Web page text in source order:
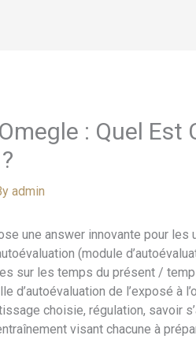
: Quel Est
admin
une answer innovante pour
(module
sur les temps du présent /
d’autoévaluation de l’exposé à
choisie, régulation, savoir
visant chacune à